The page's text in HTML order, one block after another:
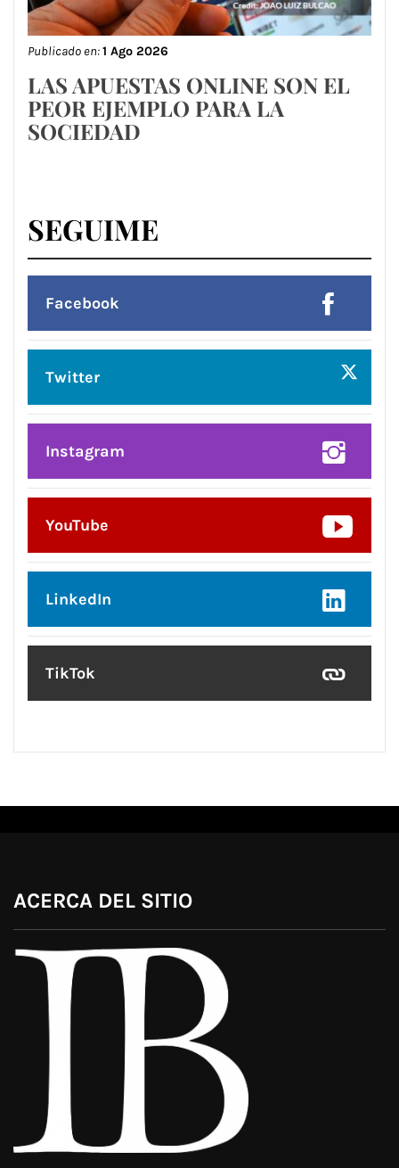
Publicado en:1 Ago 2026
LAS APUESTAS ONLINE SON EL
PEOR EJEMPLO PARA LA
SOCIEDAD
SEGUIME
Facebook
Twitter
Instagram
YouTube
LinkedIn
TikTok
ACERCA DEL SITIO